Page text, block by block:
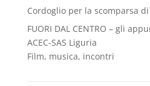
Cordoglio per la scomparsa di
FUORI DAL CENTRO – gli
ACEC-SAS Liguria
Film, musica, incontri